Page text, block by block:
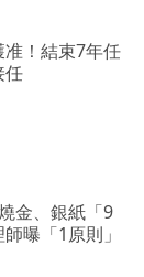
！結束7年任
任
金、銀紙「9
曝「1原則」